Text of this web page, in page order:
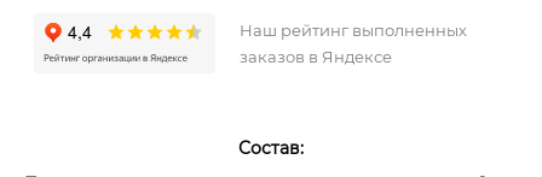
Наш рейтинг выполненных
заказов в Яндексе
Состав: